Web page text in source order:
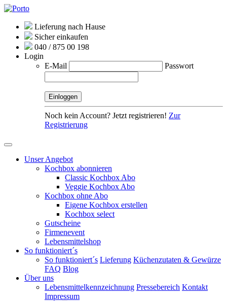
Lieferung nach Hause
Sicher einkaufen
040 / 875 00 198
Login
E-Mail
Passwort
Noch kein Account? Jetzt registrieren! Zur
Registrierung
Unser Angebot
Kochbox abonnieren
Classic Kochbox Abo
Veggie Kochbox Abo
Kochbox ohne Abo
Eigene Kochbox erstellen
Kochbox select
Gutscheine
Firmenevent
Lebensmittelshop
So funktioniert´s
So funktioniert´s Lieferung Küchenzutaten & Gewürze
FAQ Blog
Über uns
Lebensmittelkennzeichnung Pressebereich Kontakt
Impressum